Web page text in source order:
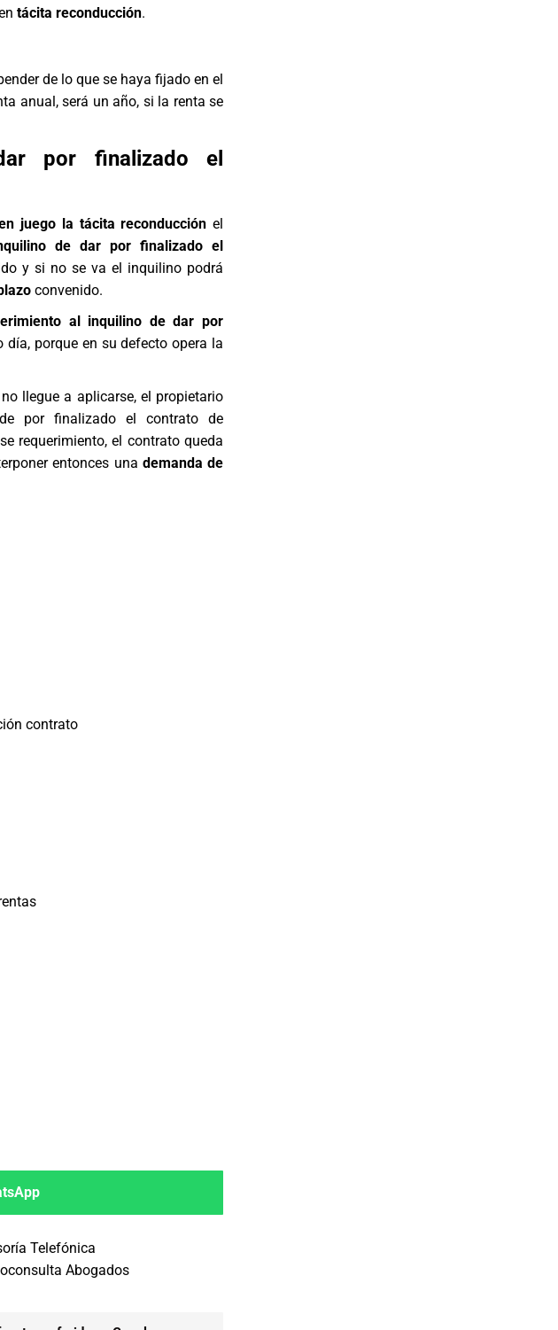
tácita reconducción.
de lo que se haya fijado en el
anual, será un año, si la renta se
por finalizado el
juego la tácita reconducción el
de dar por finalizado el
y si no se va el inquilino podrá
convenido.
al inquilino de dar por
día, porque en su defecto opera la
llegue a aplicarse, el propietario
por finalizado el contrato de
requerimiento, el contrato queda
entonces una demanda de
contrato
Telefónica
Abogados